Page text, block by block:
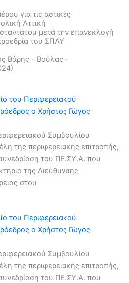
για τις αστικές
Αττική
μετά την επανεκλογή
του ΣΠΑΥ
Βάρης - Βούλας -
του Περιφερειακού
ο Χρήστος Γώγος
Συμβουλίου
της περιφερειακής επιτροπής,
του ΠΕ.ΣΥ.Α. που
της Διεύθυνσης
στου
του Περιφερειακού
ο Χρήστος Γώγος
Συμβουλίου
της περιφερειακής επιτροπής,
του ΠΕ.ΣΥ.Α. που